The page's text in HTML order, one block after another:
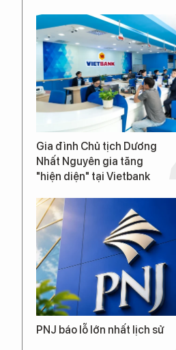
Gia đình Chủ tịch Dương
Nhất Nguyên gia tăng
"hiện diện" tại Vietbank
PNJ báo lỗ lớn nhất lịch sử